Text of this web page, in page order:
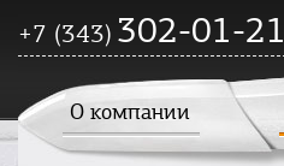
+7 (343) 302-01-21
О компании